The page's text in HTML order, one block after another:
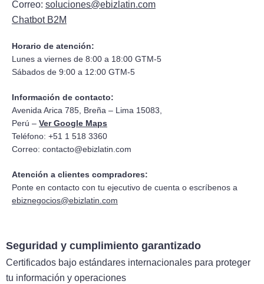
Correo: soluciones@ebizlatin.com
Chatbot B2M
Horario de atención:
Lunes a viernes de 8:00 a 18:00 GTM-5
Sábados de 9:00 a 12:00 GTM-5
Información de contacto:
Avenida Arica 785, Breña – Lima 15083,
Perú – Ver Google Maps
Teléfono: +51 1 518 3360
Correo: contacto@ebizlatin.com
Atención a clientes compradores:
Ponte en contacto con tu ejecutivo de cuenta o escríbenos a
ebiznegocios@ebizlatin.com
Seguridad y cumplimiento garantizado
Certificados bajo estándares internacionales para proteger
tu información y operaciones